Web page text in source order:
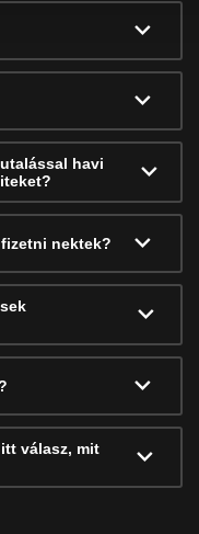
havi
nektek?
válasz, mit